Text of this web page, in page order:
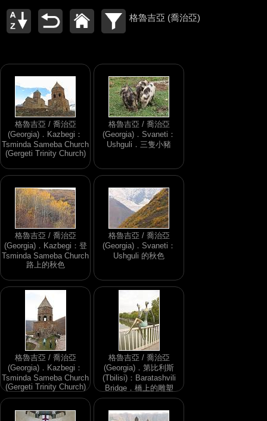
格魯吉亞 (喬治亞)
格魯吉亞 / 喬治亞
(Georgia)．Kazbegi：
Tsminda Sameba Church
(Gergeti Trinity Church)
格魯吉亞 / 喬治亞
(Georgia)．Svaneti：
Ushguli．三隻小豬
格魯吉亞 / 喬治亞
(Georgia)．Kazbegi：登
Tsminda Sameba Church
路上的秋色
格魯吉亞 / 喬治亞
(Georgia)．Svaneti：
Ushguli 的秋色
格魯吉亞 / 喬治亞
(Georgia)．Kazbegi：
Tsminda Sameba Church
(Gergeti Trinity Church)
格魯吉亞 / 喬治亞
(Georgia)．第比利斯
(Tbilisi)：Baratashvili
Bridge．橋上的雕塑